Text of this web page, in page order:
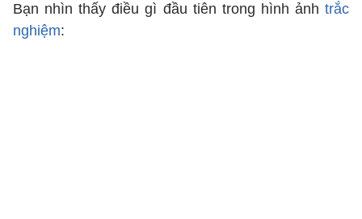
Bạn nhìn thấy điều gì đầu tiên trong hình ảnh trắc
nghiệm: